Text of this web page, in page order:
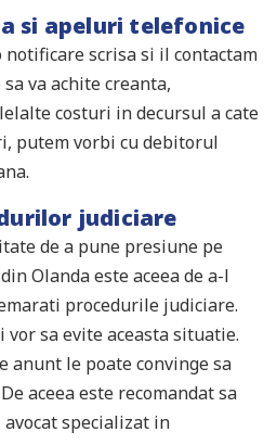
si apeluri telefonice
scrisa si il contactam
va achite creanta,
costuri in decursul a cate
putem vorbi cu debitorul
judiciare
de a pune presiune pe
Olanda este aceea de a-l
procedurile judiciare.
sa evite aceasta situatie.
anunt le poate convinge sa
aceea este recomandat sa
specializat in